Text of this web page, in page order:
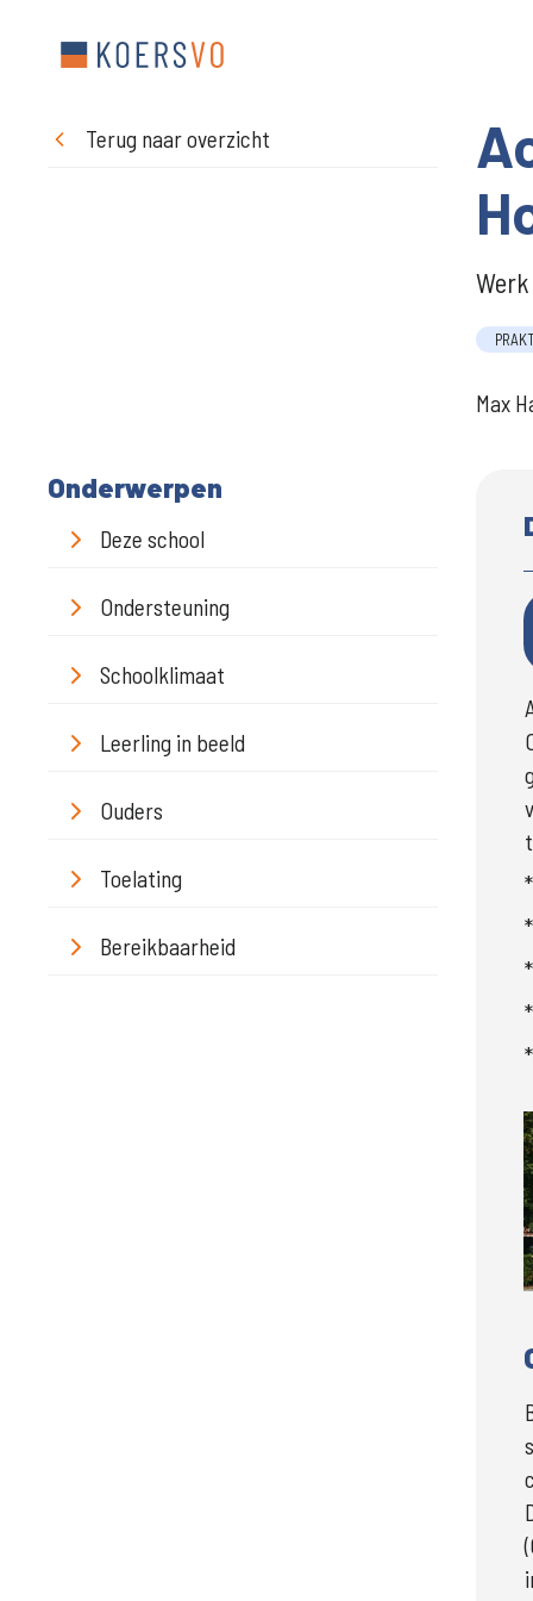
Terug naar overzicht
Max
Onderwerpen
Deze school
Ondersteuning
Schoolklimaat
Leerling in beeld
Ouders
Toelating
Bereikbaarheid